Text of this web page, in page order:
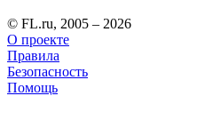
© FL.ru, 2005 – 2026
О проекте
Правила
Безопасность
Помощь